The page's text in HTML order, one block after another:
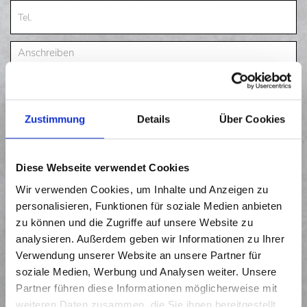
Zustimmung Details Über Cookies
Diese Webseite verwendet Cookies
Wir verwenden Cookies, um Inhalte und Anzeigen zu
personalisieren, Funktionen für soziale Medien anbieten
zu können und die Zugriffe auf unsere Website zu
analysieren. Außerdem geben wir Informationen zu Ihrer
Verwendung unserer Website an unsere Partner für
soziale Medien, Werbung und Analysen weiter. Unsere
Partner führen diese Informationen möglicherweise mit
weiteren Daten zusammen, die Sie ihnen bereitgestellt
LEBENSLAUF - ZEUGNISSE. (NUR .PDF DATEIEN MÖGLICH)
DATEI ZUM HOCHLADEN HIERHIN ZIEHEN
DATEI HOCHLADEN